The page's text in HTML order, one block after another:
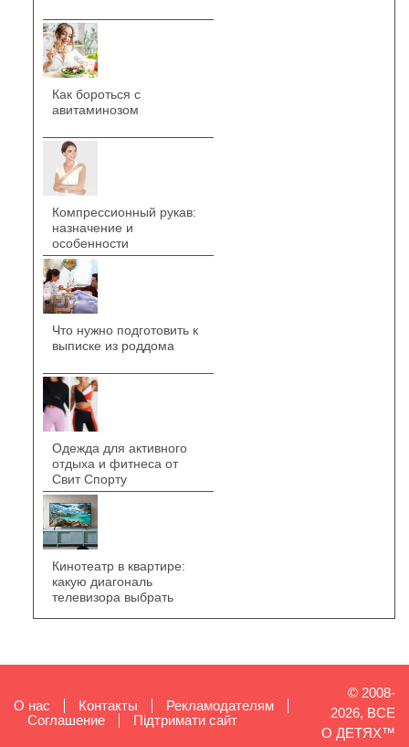
Как бороться с
авитаминозом
Компрессионный рукав:
назначение и
особенности
Что нужно подготовить к
выписке из роддома
Одежда для активного
отдыха и фитнеса от
Свит Спорту
Кинотеатр в квартире:
какую диагональ
телевизора выбрать
О нас Контакты
Рекламодателям
Cоглашение
Підтримати сайт
© 2008-
2026, ВСЕ
О ДЕТЯХ™